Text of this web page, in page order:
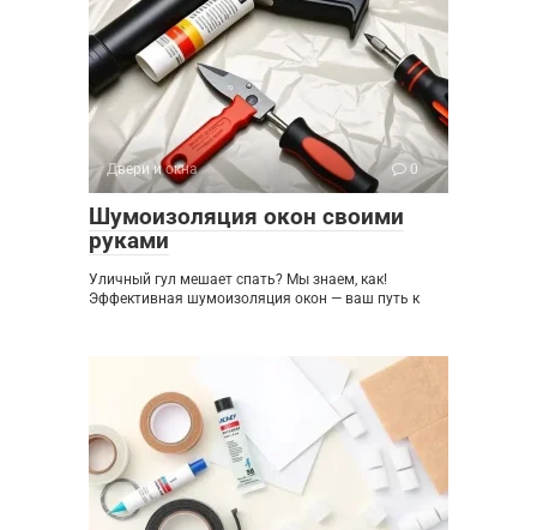
Двери и окна 0
Шумоизоляция окон своими
руками
Уличный гул мешает спать? Мы знаем, как!
Эффективная шумоизоляция окон — ваш путь к